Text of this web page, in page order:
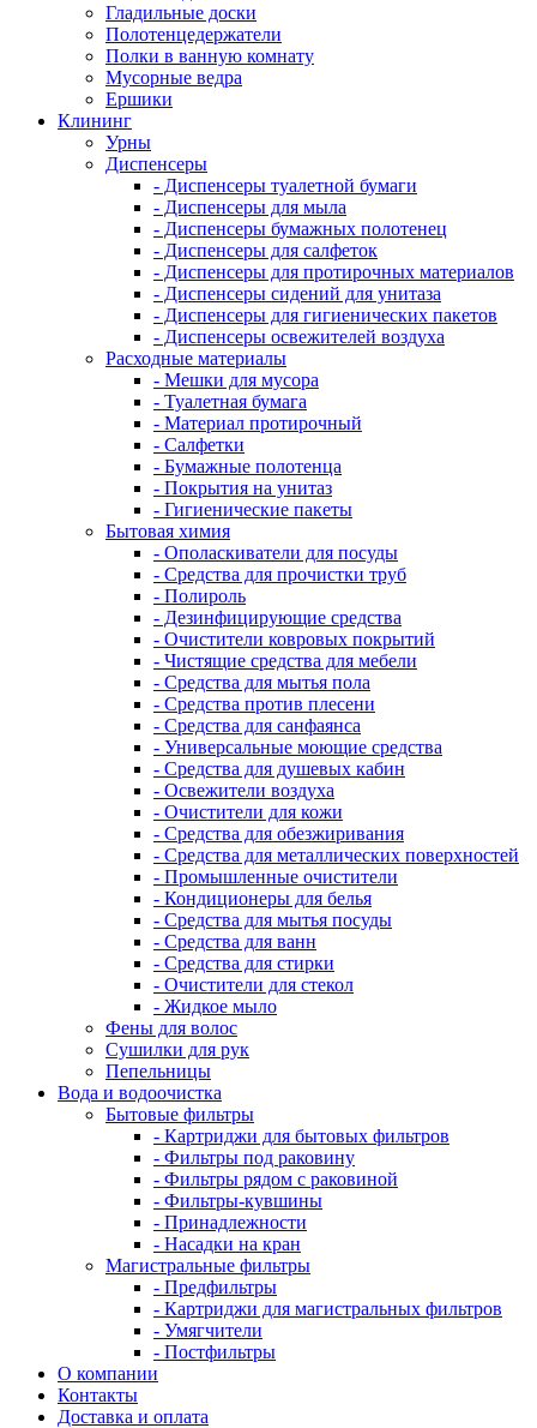
Гладильные доски
Полотенцедержатели
Полки в ванную комнату
Мусорные ведра
Ершики
Клининг
Урны
Диспенсеры
- Диспенсеры туалетной бумаги
- Диспенсеры для мыла
- Диспенсеры бумажных полотенец
- Диспенсеры для салфеток
- Диспенсеры для протирочных материалов
- Диспенсеры сидений для унитаза
- Диспенсеры для гигиенических пакетов
- Диспенсеры освежителей воздуха
Расходные материалы
- Мешки для мусора
- Туалетная бумага
- Материал протирочный
- Салфетки
- Бумажные полотенца
- Покрытия на унитаз
- Гигиенические пакеты
Бытовая химия
- Ополаскиватели для посуды
- Средства для прочистки труб
- Полироль
- Дезинфицирующие средства
- Очистители ковровых покрытий
- Чистящие средства для мебели
- Средства для мытья пола
- Средства против плесени
- Средства для санфаянса
- Универсальные моющие средства
- Средства для душевых кабин
- Освежители воздуха
- Очистители для кожи
- Средства для обезжиривания
- Средства для металлических поверхностей
- Промышленные очистители
- Кондиционеры для белья
- Средства для мытья посуды
- Средства для ванн
- Средства для стирки
- Очистители для стекол
- Жидкое мыло
Фены для волос
Сушилки для рук
Пепельницы
Вода и водоочистка
Бытовые фильтры
- Картриджи для бытовых фильтров
- Фильтры под раковину
- Фильтры рядом с раковиной
- Фильтры-кувшины
- Принадлежности
- Насадки на кран
Магистральные фильтры
- Предфильтры
- Картриджи для магистральных фильтров
- Умягчители
- Постфильтры
О компании
Контакты
Доставка и оплата